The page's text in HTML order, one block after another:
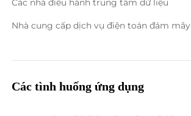
Các nhà điều hành trung tâm dữ liệu
Nhà cung cấp dịch vụ điện toán đám mây
Các tình huống ứng dụng